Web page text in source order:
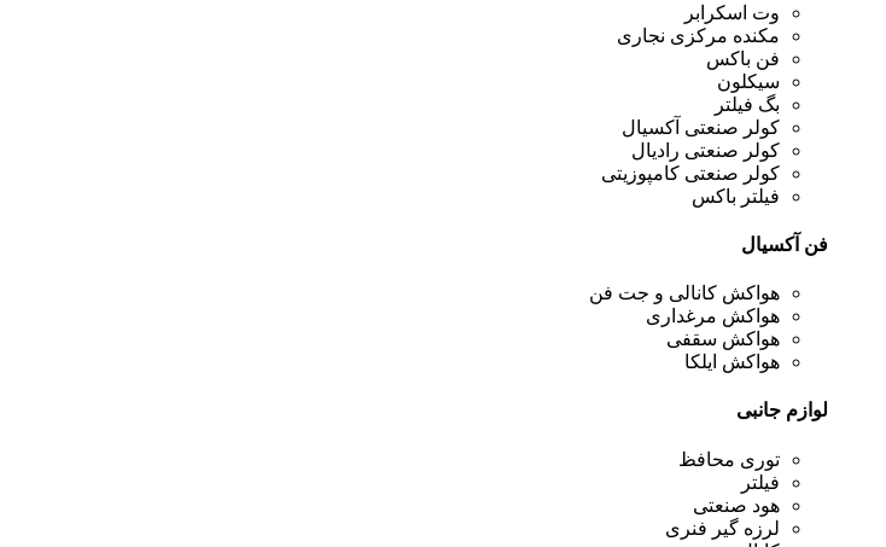
وت اسکرابر
مکنده مرکزی نجاری
فن باکس
سیکلون
بگ فیلتر
کولر صنعتی آکسیال
کولر صنعتی رادیال
کولر صنعتی کامپوزیتی
فیلتر باکس
فن آکسیال
هواکش کانالی و جت فن
هواکش مرغداری
هواکش سقفی
هواکش ایلکا
لوازم جانبی
توری محافظ
فیلتر
هود صنعتی
لرزه گیر فنری